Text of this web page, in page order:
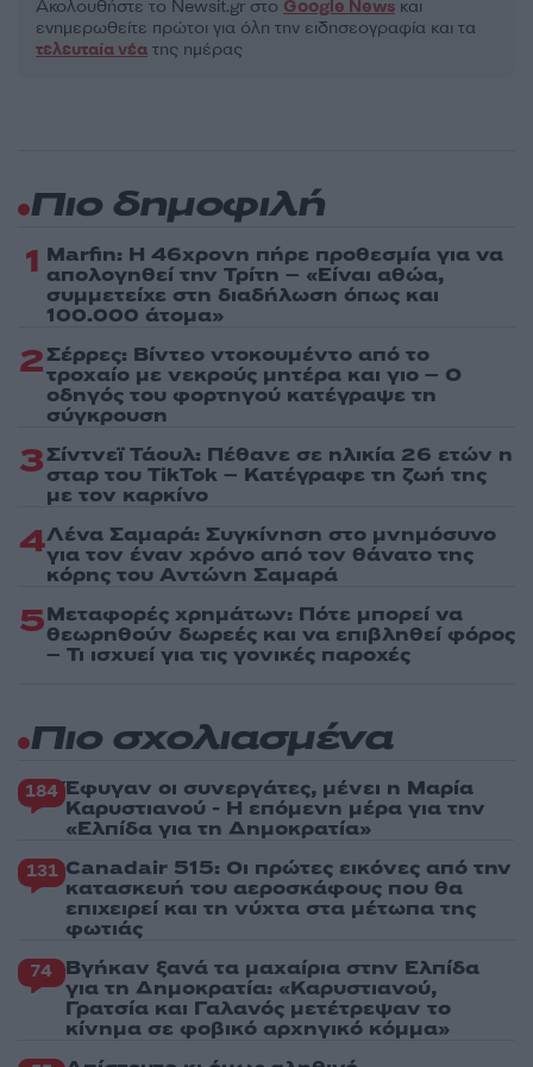
Ακολουθήστε το Νewsit.gr στο Google News και
ενημερωθείτε πρώτοι για όλη την ειδησεογραφία και τα
τελευταία νέα της ημέρας
Πιο δημοφιλή
1 Marfin: Η 46χρονη πήρε προθεσμία για να
απολογηθεί την Τρίτη – «Είναι αθώα,
συμμετείχε στη διαδήλωση όπως και
100.000 άτομα»
2Σέρρες: Βίντεο ντοκουμέντο από το
τροχαίο με νεκρούς μητέρα και γιο – Ο
οδηγός του φορτηγού κατέγραψε τη
σύγκρουση
3Σίντνεϊ Τάουλ: Πέθανε σε ηλικία 26 ετών η
σταρ του TikTok – Kατέγραφε τη ζωή της
με τον καρκίνο
4Λένα Σαμαρά: Συγκίνηση στο μνημόσυνο
για τον έναν χρόνο από τον θάνατο της
κόρης του Αντώνη Σαμαρά
5Μεταφορές χρημάτων: Πότε μπορεί να
θεωρηθούν δωρεές και να επιβληθεί φόρος
– Τι ισχυεί για τις γονικές παροχές
Πιο σχολιασμένα
184 Έφυγαν οι συνεργάτες, μένει η Μαρία
Καρυστιανού - Η επόμενη μέρα για την
«Ελπίδα για τη Δημοκρατία»
131 Canadair 515: Οι πρώτες εικόνες από την
κατασκευή του αεροσκάφους που θα
επιχειρεί και τη νύχτα στα μέτωπα της
φωτιάς
74 Βγήκαν ξανά τα μαχαίρια στην Ελπίδα
για τη Δημοκρατία: «Καρυστιανού,
Γρατσία και Γαλανός μετέτρεψαν το
κίνημα σε φοβικό αρχηγικό κόμμα»